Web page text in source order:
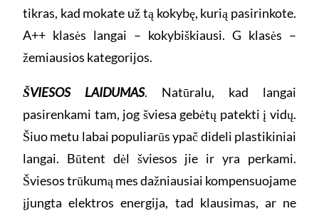
tikras, kad mokate už tą kokybę, kurią pasirinkote.
A++ klasės langai – kokybiškiausi. G klasės –
žemiausios kategorijos.
ŠVIESOS LAIDUMAS. Natūralu, kad langai
pasirenkami tam, jog šviesa gebėtų patekti į vidų.
Šiuo metu labai populiarūs ypač dideli plastikiniai
langai. Būtent dėl šviesos jie ir yra perkami.
Šviesos trūkumą mes dažniausiai kompensuojame
įjungta elektros energija, tad klausimas, ar ne